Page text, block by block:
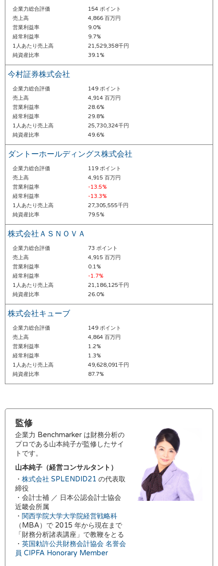
企業力総合評価
154 ポイント
売上高
4,866 百万円
営業利益率
9.0%
経常利益率
9.7%
1人あたり売上高
21,529,358千円
純資産比率
39.1%
今村証券株式会社
企業力総合評価
149 ポイント
売上高
4,914 百万円
営業利益率
28.6%
経常利益率
29.8%
1人あたり売上高
25,730,324千円
純資産比率
49.6%
ダントーホールディングス株式会社
企業力総合評価
119 ポイント
売上高
4,915 百万円
営業利益率
-13.5%
経常利益率
-13.3%
1人あたり売上高
27,305,555千円
純資産比率
79.5%
株式会社ＡＳＮＯＶＡ
企業力総合評価
73 ポイント
売上高
4,915 百万円
営業利益率
0.1%
経常利益率
-1.7%
1人あたり売上高
21,186,125千円
純資産比率
26.0%
株式会社キューブ
企業力総合評価
149 ポイント
売上高
4,864 百万円
営業利益率
1.2%
経常利益率
1.3%
1人あたり売上高
49,628,091千円
純資産比率
87.7%
監修
企業力 Benchmarker は財務分析の
プロである山本純子が監修したサイ
トです。
山本純子（経営コンサルタント）
・ 株式会社 SPLENDID21 の代表取
締役
・会計士補 ／ 日本公認会計士協会
近畿会所属
・ 関西学院大学大学院経営戦略科
（MBA）で 2015 年から現在まで
「財務分析諸表講座」で教鞭をとる
・ 英国勅許公共財務会計協会 名誉会
員 CIPFA Honorary Member